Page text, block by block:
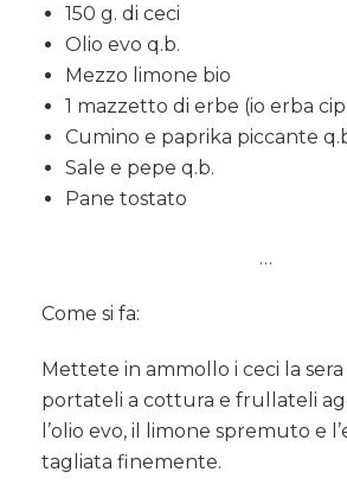
150 g. di ceci
Olio evo q.b.
Mezzo limone bio
1 mazzetto di erbe (io erba
Cumino e paprika piccante
Sale e pepe q.b.
Pane tostato
…
Come si fa:
Mettete in ammollo i ceci la
portateli a cottura e frullateli
l’olio evo, il limone spremuto e
tagliata finemente.